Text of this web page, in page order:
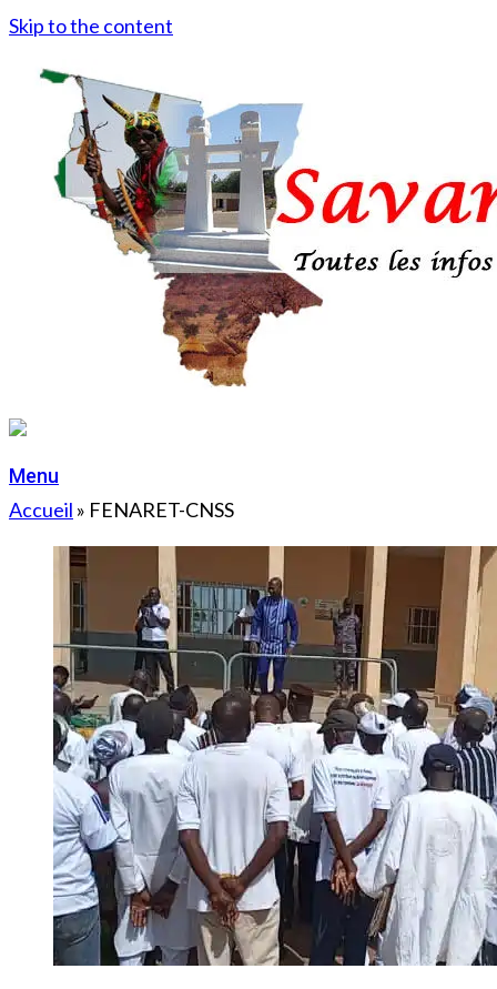
Skip to the content
Menu
Accueil » FENARET-CNSS